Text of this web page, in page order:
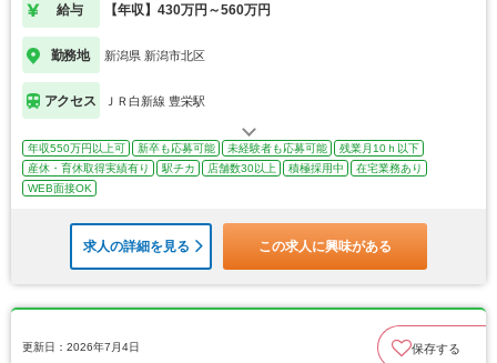
給与 【年収】430万円～560万円
勤務地 新潟県 新潟市北区
アクセス ＪＲ白新線 豊栄駅
年収550万円以上可 新卒も応募可能 未経験者も応募可能
残業月10ｈ以下
産休・育休取得実績有り
駅チカ 店舗数30以上 積極採用中
在宅業務あり
WEB面接OK
求人の詳細を見る この求人に興味がある
更新日：2026年7月4日 保存する